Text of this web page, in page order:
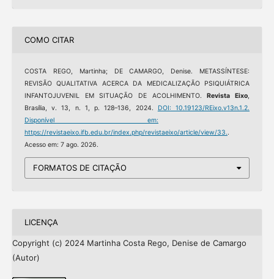
COMO CITAR
COSTA REGO, Martinha; DE CAMARGO, Denise. METASSÍNTESE:
REVISÃO QUALITATIVA ACERCA DA MEDICALIZAÇÃO PSIQUIÁTRICA
INFANTOJUVENIL EM SITUAÇÃO DE ACOLHIMENTO.Revista Eixo,
Brasília, v. 13, n. 1, p. 128–136, 2024. DOI: 10.19123/REixo.v13n.1.2.
Disponível em:
https://revistaeixo.ifb.edu.br/index.php/revistaeixo/article/view/33..
Acesso em: 7 ago. 2026.
FORMATOS DE CITAÇÃO
LICENÇA
Copyright (c) 2024 Martinha Costa Rego, Denise de Camargo
(Autor)